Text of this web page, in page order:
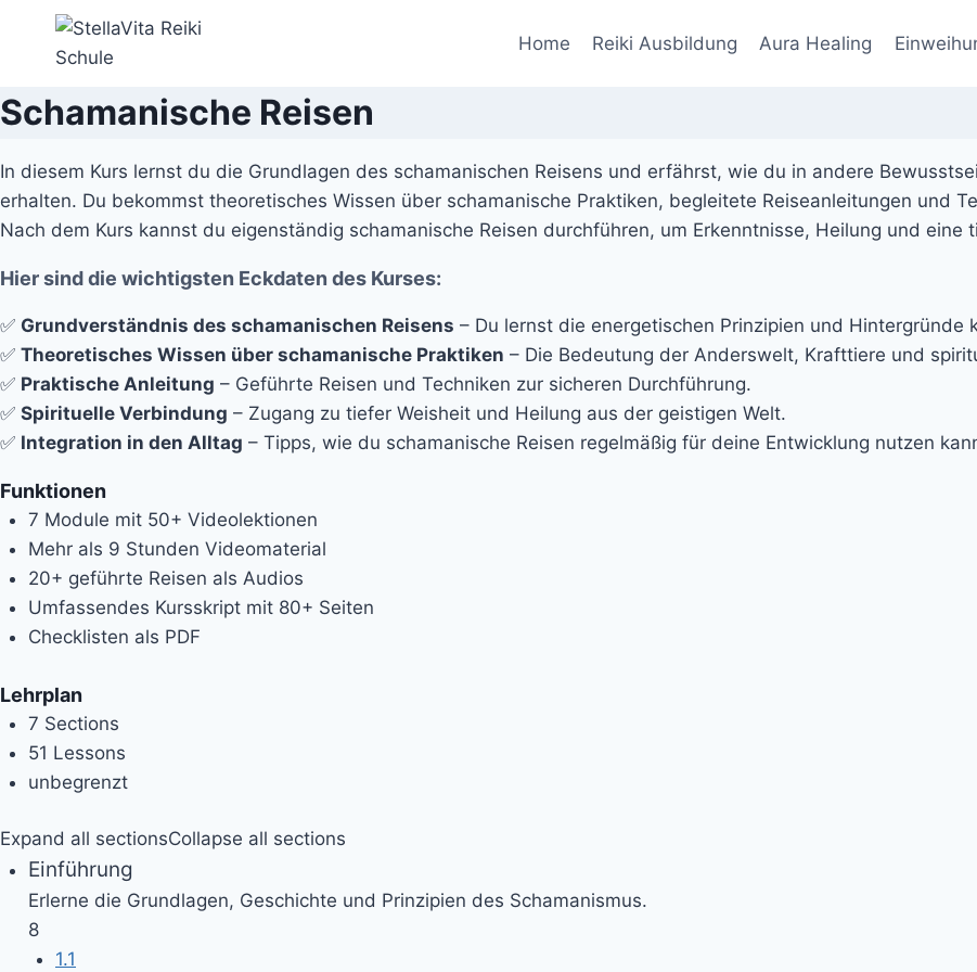
springen
Home Reiki Ausbildung Aura Healing
Schamanische Reisen
In diesem Kurs lernst du die Grundlagen des schamanischen Reisens und erfährst, wie du in andere
erhalten. Du bekommst theoretisches Wissen über schamanische Praktiken, begleitete Reiseanleitungen und
Nach dem Kurs kannst du eigenständig schamanische Reisen durchführen, um Erkenntnisse, Heilung und
Hier sind die wichtigsten Eckdaten des Kurses:
✅ Grundverständnis des schamanischen Reisens – Du lernst die energetischen Prinzipien und Hintergründe
✅ Theoretisches Wissen über schamanische Praktiken – Die Bedeutung der Anderswelt, Krafttiere und
✅ Praktische Anleitung – Geführte Reisen und Techniken zur sicheren Durchführung.
✅ Spirituelle Verbindung – Zugang zu tiefer Weisheit und Heilung aus der geistigen Welt.
✅ Integration in den Alltag – Tipps, wie du schamanische Reisen regelmäßig für deine Entwicklung nutzen
Funktionen
7 Module mit 50+ Videolektionen
Mehr als 9 Stunden Videomaterial
20+ geführte Reisen als Audios
Umfassendes Kursskript mit 80+ Seiten
Checklisten als PDF
Lehrplan
7 Sections
51 Lessons
unbegrenzt
Expand all sectionsCollapse all sections
Einführung
Erlerne die Grundlagen, Geschichte und Prinzipien des Schamanismus.
8
1.1